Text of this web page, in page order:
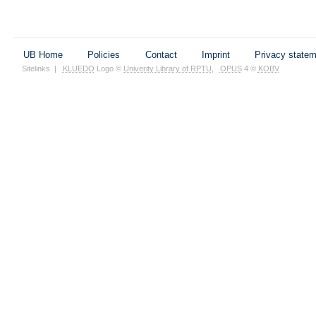
UB Home Policies Contact Imprint Privacy
Sitelinks | KLUEDO Logo © Univerity Library of RPTU OPUS4 © KOBV